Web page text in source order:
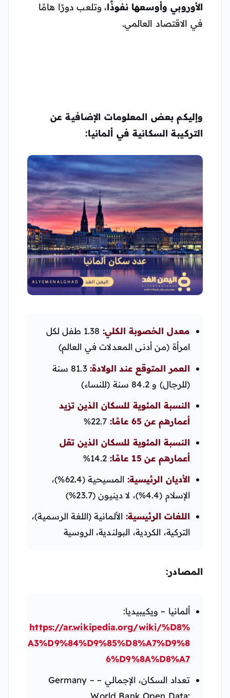
الأوروبي وأوسعها نفوذًا، وتلعب دورًا هامًا
في الاقتصاد العالمي.
وإليكم بعض المعلومات الإضافية عن
التركيبة السكانية في ألمانيا:
معدل الخصوبة الكلي:
1.38 طفل لكل
امرأة (من أدنى المعدلات في العالم)
العمر المتوقع عند الولادة:
81.3 سنة
(للرجال) و 84.2 سنة (للنساء)
النسبة المئوية للسكان الذين تزيد
أعمارهم عن 65 عامًا:
النسبة المئوية للسكان الذين تقل
أعمارهم عن 15 عامًا:
الأديان الرئيسية:
المسيحية (62.4%)،
الإسلام (4.4%)، لا دينيون (23.7%)
اللغات الرئيسية: الألمانية (اللغة الرسمية)،
التركية، الكردية، البولندية، الروسية
المصادر:
ألمانيا – ويكيبيديا:
https://ar.wikipedia.org/wiki/%D8%
A3%D9%84%D9%85%D8%A7%D9%8
6%D9%8A%D8%A7
تعداد السكان، الإجمالي – Germany –